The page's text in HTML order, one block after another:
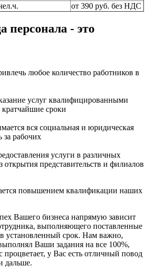
от 390 руб. без НДС
персонала - это
любое количество работников в
услуг квалифицированными
сроки
вся социальная и юридическая
за рабочих
услуги в различных
открытия представительств и филиалов
повышением квалификации наших
Вашего бизнеса напрямую зависит
выполняющего поставленные
в установленный срок. Нам важно,
Ваши задания на все 100%,
процветает, у Вас есть отличный повод
дальше.